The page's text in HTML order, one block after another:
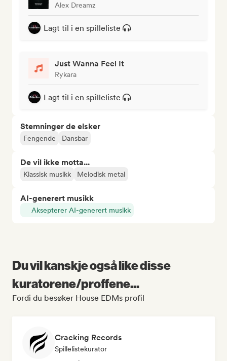
Alex Dreamz
Lagt til i en spilleliste
Just Wanna Feel It
Rykara
Lagt til i en spilleliste
Stemninger de elsker
Fengende Dansbar
De vil ikke motta...
Klassisk musikk Melodisk metal
AI-generert musikk
Aksepterer AI-generert musikk
Du vil kanskje også like disse
kuratorene/proffene...
Fordi du besøker House EDMs profil
Cracking Records
Spillelistekurator